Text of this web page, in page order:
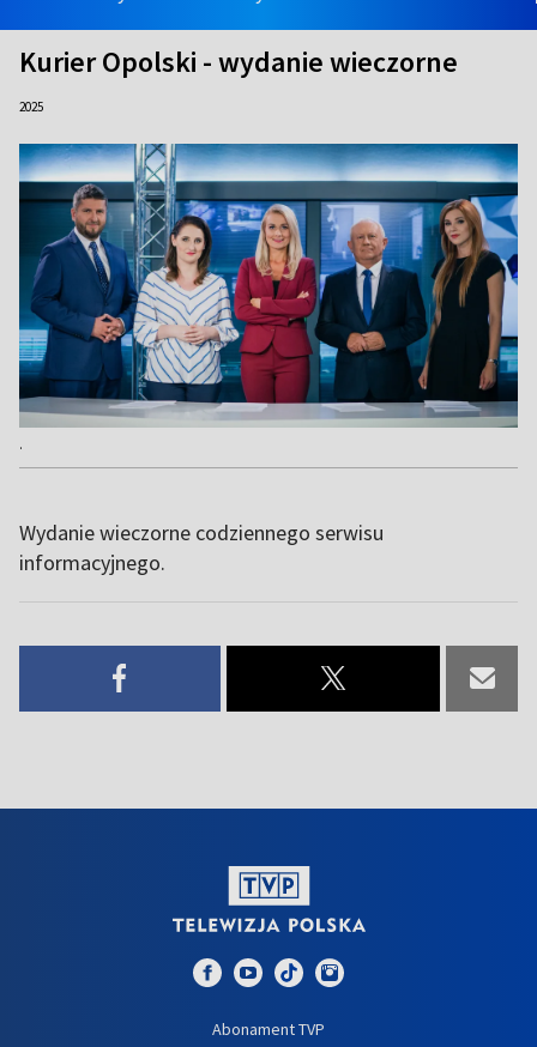
Kurier Opolski - wydanie wieczorne
2025
.
Wydanie wieczorne codziennego serwisu
informacyjnego.
Abonament TVP